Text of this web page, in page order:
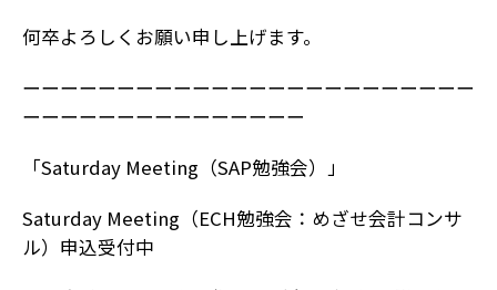
何卒よろしくお願い申し上げます。
ーーーーーーーーーーーーーーーーーーーーーーーー
ーーーーーーーーーーーーーーー
「Saturday Meeting（SAP勉強会）」
Saturday Meeting（ECH勉強会：めざせ会計コンサ
ル）申込受付中